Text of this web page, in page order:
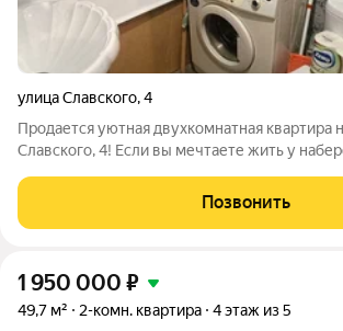
улица Славского,4
Продается уютная двухкомнатная квартира
Славского, 4! Если вы мечтаете жить у
этажного дома идеально подойдет для
Позвонить
1 950 000 ₽
49,7 м² 2-комн. квартира 4 этаж из 5